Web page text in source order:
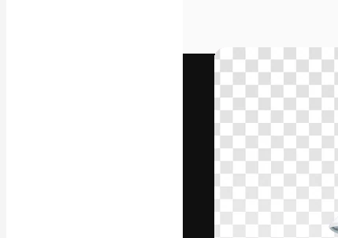
Videos
Icons
3D-Modelle
Schriftarten
Die kreative
Abonnenten
Agenturen
Deutsch